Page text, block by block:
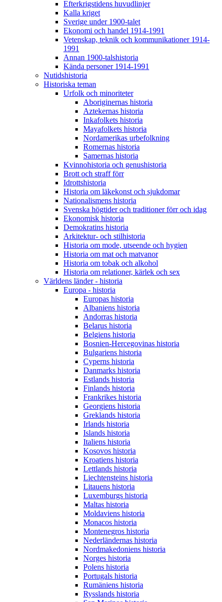
Efterkrigstidens huvudlinjer
Kalla kriget
Sverige under 1900-talet
Ekonomi och handel 1914-1991
Vetenskap, teknik och kommunikationer 1914-
1991
Annan 1900-talshistoria
Kända personer 1914-1991
Nutidshistoria
Historiska teman
Urfolk och minoriteter
Aboriginernas historia
Aztekernas historia
Inkafolkets historia
Mayafolkets historia
Nordamerikas urbefolkning
Romernas historia
Samernas historia
Kvinnohistoria och genushistoria
Brott och straff förr
Idrottshistoria
Historia om läkekonst och sjukdomar
Nationalismens historia
Svenska högtider och traditioner förr och idag
Ekonomisk historia
Demokratins historia
Arkitektur- och stilhistoria
Historia om mode, utseende och hygien
Historia om mat och matvanor
Historia om tobak och alkohol
Historia om relationer, kärlek och sex
Världens länder - historia
Europa - historia
Europas historia
Albaniens historia
Andorras historia
Belarus historia
Belgiens historia
Bosnien-Hercegovinas historia
Bulgariens historia
Cyperns historia
Danmarks historia
Estlands historia
Finlands historia
Frankrikes historia
Georgiens historia
Greklands historia
Irlands historia
Islands historia
Italiens historia
Kosovos historia
Kroatiens historia
Lettlands historia
Liechtensteins historia
Litauens historia
Luxemburgs historia
Maltas historia
Moldaviens historia
Monacos historia
Montenegros historia
Nederländernas historia
Nordmakedoniens historia
Norges historia
Polens historia
Portugals historia
Rumäniens historia
Rysslands historia